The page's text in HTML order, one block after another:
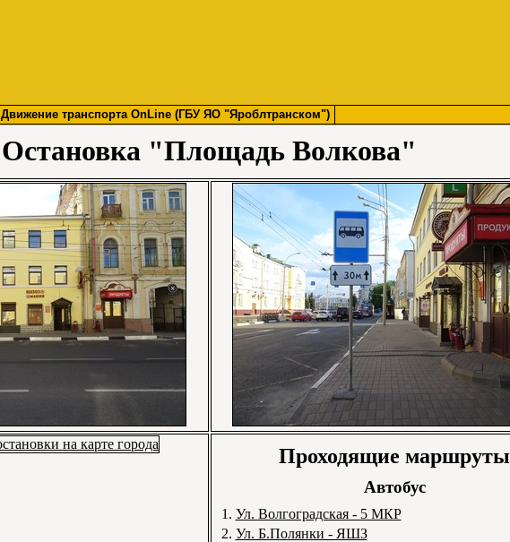
Движение транспорта OnLine (ГБУ ЯО "Яроблтранском")
Остановка "Площадь Волкова"
Проходящие маршруты
Автобус
1. Ул. Волгоградская - 5 МКР
2. Ул. Б.Полянки - ЯШЗ